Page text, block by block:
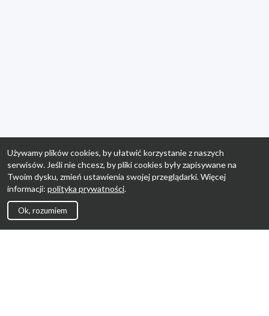
Używamy plików cookies, by ułatwić korzystanie z naszych
serwisów. Jeśli nie chcesz, by pliki cookies były zapisywane na
Twoim dysku, zmień ustawienia swojej przeglądarki. Więcej
informacji: polityka prywatności.
Ok, rozumiem